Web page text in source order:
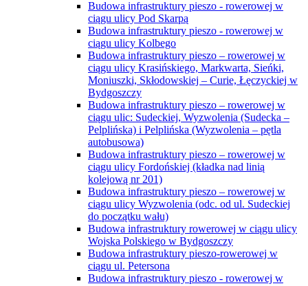
Budowa infrastruktury pieszo - rowerowej w
ciągu ulicy Pod Skarpą
Budowa infrastruktury pieszo - rowerowej w
ciągu ulicy Kolbego
Budowa infrastruktury pieszo – rowerowej w
ciągu ulicy Krasińskiego, Markwarta, Sieńki,
Moniuszki, Skłodowskiej – Curie, Łęczyckiej w
Bydgoszczy
Budowa infrastruktury pieszo – rowerowej w
ciągu ulic: Sudeckiej, Wyzwolenia (Sudecka –
Pelplińska) i Pelplińska (Wyzwolenia – pętla
autobusowa)
Budowa infrastruktury pieszo – rowerowej w
ciągu ulicy Fordońskiej (kładka nad linią
kolejową nr 201)
Budowa infrastruktury pieszo – rowerowej w
ciągu ulicy Wyzwolenia (odc. od ul. Sudeckiej
do początku wału)
Budowa infrastruktury rowerowej w ciągu ulicy
Wojska Polskiego w Bydgoszczy
Budowa infrastruktury pieszo-rowerowej w
ciągu ul. Petersona
Budowa infrastruktury pieszo - rowerowej w